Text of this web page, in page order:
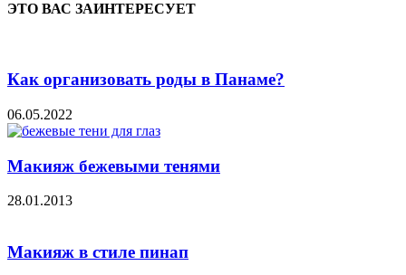
ЭТО ВАС ЗАИНТЕРЕСУЕТ
Как организовать роды в Панаме?
06.05.2022
Макияж бежевыми тенями
28.01.2013
Макияж в стиле пинап